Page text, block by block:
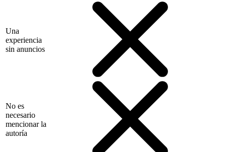
Una
experiencia
sin anuncios
No es
necesario
mencionar la
autoría